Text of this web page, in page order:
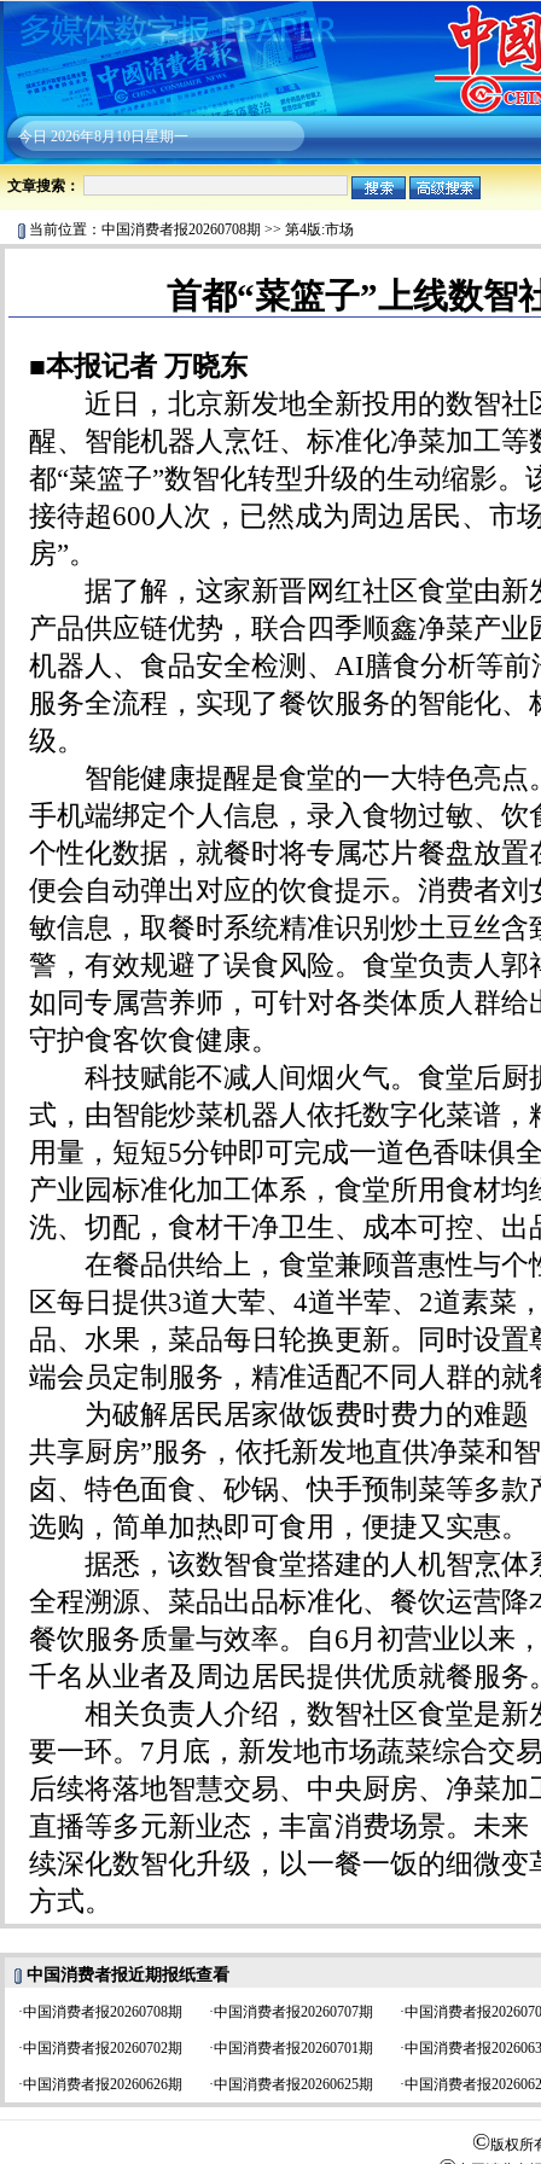
今日2026年8月10日星期一
文章搜索：
当前位置： 中国消费者报20260708期 >> 第4版:市场
首都“菜篮子”上线数智
■本报记者 万晓东
近日，北京新发地全新投用的数智社
醒、智能机器人烹饪、标准化净菜加工等
都“菜篮子”数智化转型升级的生动缩影。
接待超600人次，已然成为周边居民、市
房”。
据了解，这家新晋网红社区食堂由新
产品供应链优势，联合四季顺鑫净菜产业
机器人、食品安全检测、AI膳食分析等
服务全流程，实现了餐饮服务的智能化、
级。
智能健康提醒是食堂的一大特色亮点
手机端绑定个人信息，录入食物过敏、饮
个性化数据，就餐时将专属芯片餐盘放置
便会自动弹出对应的饮食提示。消费者刘
敏信息，取餐时系统精准识别炒土豆丝含
警，有效规避了误食风险。食堂负责人
如同专属营养师，可针对各类体质人群给
守护食客饮食健康。
科技赋能不减人间烟火气。食堂后厨
式，由智能炒菜机器人依托数字化菜谱，
用量，短短5分钟即可完成一道色香味俱
产业园标准化加工体系，食堂所用食材均
洗、切配，食材干净卫生、成本可控、出
在餐品供给上，食堂兼顾普惠性与个
区每日提供3道大荤、4道半荤、2道素菜
品、水果，菜品每日轮换更新。同时设置
端会员定制服务，精准适配不同人群的就
为破解居民居家做饭费时费力的难题
共享厨房”服务，依托新发地直供净菜和
卤、特色面食、砂锅、快手预制菜等多款
选购，简单加热即可食用，便捷又实惠。
据悉，该数智食堂搭建的人机智烹体
全程溯源、菜品出品标准化、餐饮运营降
餐饮服务质量与效率。自6月初营业以来
千名从业者及周边居民提供优质就餐服务
相关负责人介绍，数智社区食堂是新
要一环。7月底，新发地市场蔬菜综合交
后续将落地智慧交易、中央厨房、净菜
直播等多元新业态，丰富消费场景。未来
续深化数智化升级，以一餐一饭的细微变
方式。
中国消费者报近期报纸查看
·中国消费者报20260708期 ·中国消费者报20260707期 ·中国消费者报
·中国消费者报20260702期 ·中国消费者报20260701期 ·中国消费者报
·中国消费者报20260626期 ·中国消费者报20260625期 ·中国消费者报
©版权所